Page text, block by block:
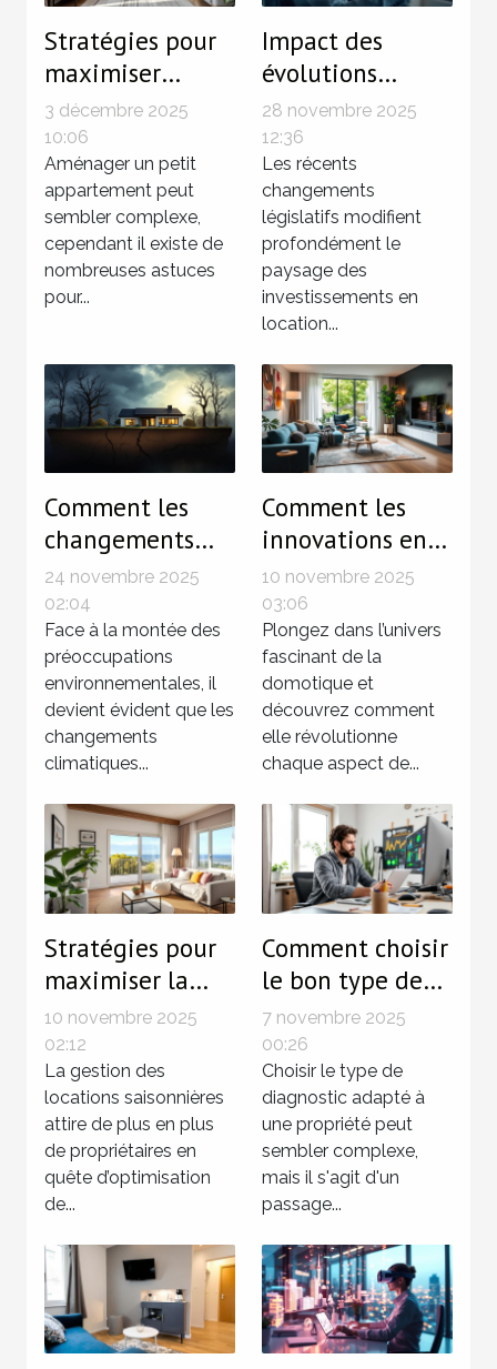
Stratégies pour
maximiser
l'espace dans les
petits
appartements
3 décembre 2025
10:06
Aménager un petit
appartement peut
sembler complexe,
cependant il existe de
nombreuses astuces
pour...
Impact des
évolutions
législatives sur
les
investissements
en LMNP
28 novembre 2025
12:36
Les récents
changements
législatifs modifient
profondément le
paysage des
investissements en
location...
Comment les
changements
climatiques
influencent le
marché
immobilier ?
24 novembre 2025
02:04
Face à la montée des
préoccupations
environnementales, il
devient évident que les
changements
climatiques...
Comment les
innovations en
domotique
transforment-
elles l'habitat
moderne ?
10 novembre 2025
03:06
Plongez dans l’univers
fascinant de la
domotique et
découvrez comment
elle révolutionne
chaque aspect de...
Stratégies pour
maximiser la
rentabilité des
locations
saisonnières
10 novembre 2025
02:12
La gestion des
locations saisonnières
attire de plus en plus
de propriétaires en
quête d’optimisation
de...
Comment choisir
le bon type de
diagnostic pour
votre propriété?
7 novembre 2025
00:26
Choisir le type de
diagnostic adapté à
une propriété peut
sembler complexe,
mais il s'agit d'un
passage...